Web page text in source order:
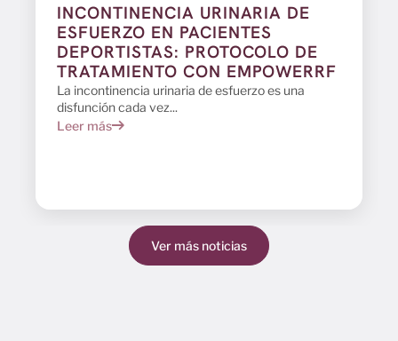
INCONTINENCIA URINARIA DE
ESFUERZO EN PACIENTES
DEPORTISTAS: PROTOCOLO DE
TRATAMIENTO CON EMPOWERRF
La incontinencia urinaria de esfuerzo es una
disfunción cada vez...
Leer más
Ver más noticias